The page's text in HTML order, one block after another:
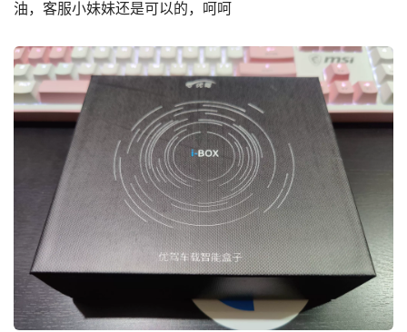
油，客服小妹妹还是可以的，呵呵